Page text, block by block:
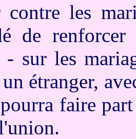
les
de
- sur les
étranger,
faire part